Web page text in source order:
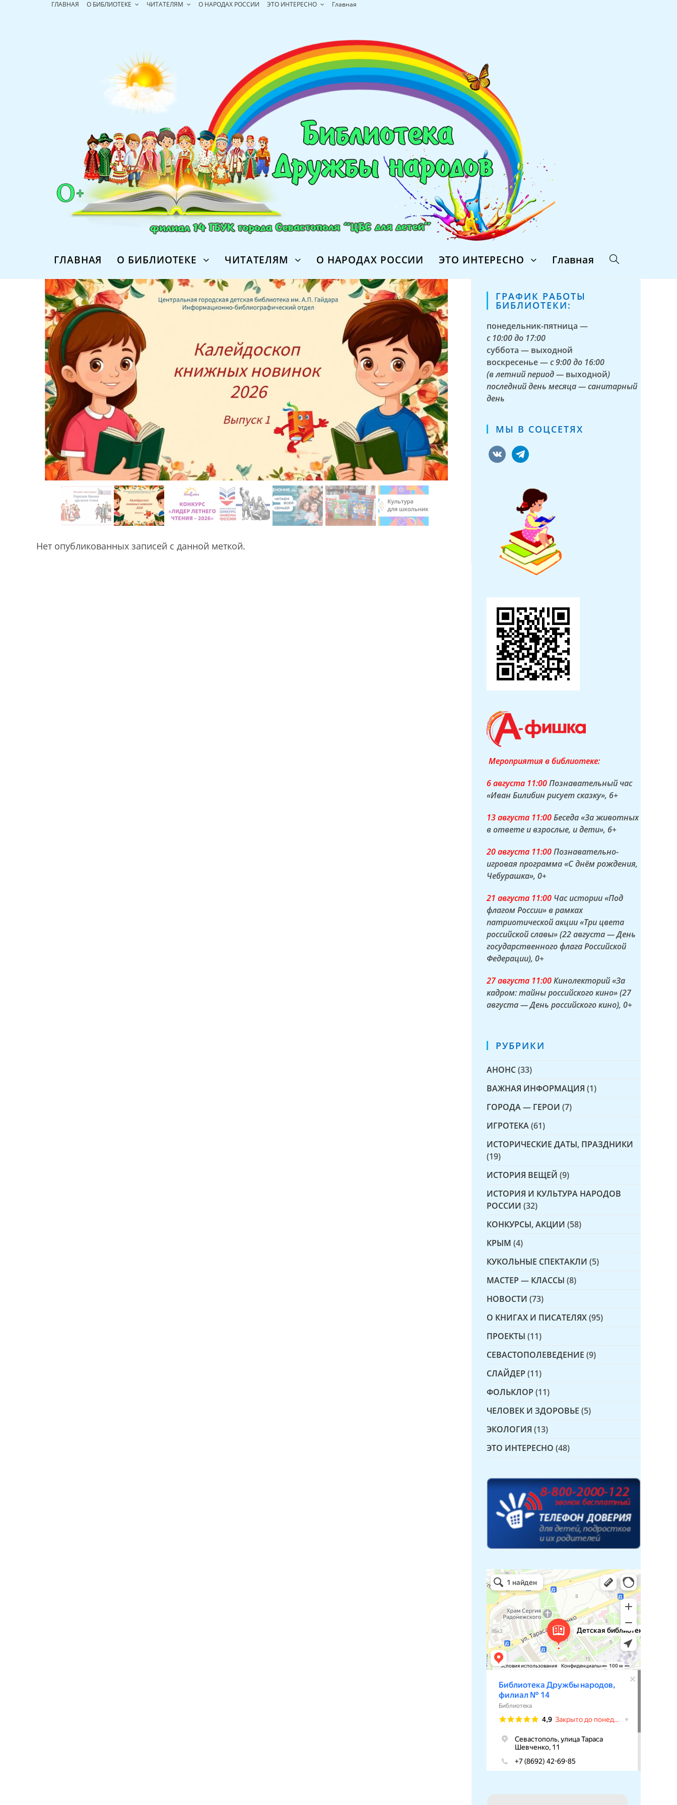
ГЛАВНАЯ О БИБЛИОТЕКЕ ЧИТАТЕЛЯМ О НАРОДАХ РОССИИ ЭТО ИНТЕРЕСНО Главная
ГЛАВНАЯ О БИБЛИОТЕКЕ ЧИТАТЕЛЯМ О НАРОДАХ РОССИИ ЭТО ИНТЕРЕСНО Главная
Нет опубликованных записей с данной меткой.
ГРАФИК РАБОТЫ
БИБЛИОТЕКИ:
понедельник-пятница —
с 10:00 до 17:00
суббота — выходной
воскресенье —с 9:00 до 16:00
(в летний период — выходной)
последний день месяца — санитарный
день
МЫ В СОЦСЕТЯХ
vkontaktetelegram
Мероприятия в библиотеке:
6 августа 11:00Познавательный час
«Иван Билибин рисует сказку», 6+
13 августа 11:00Беседа «За животных
в ответе и взрослые, и дети», 6+
20 августа 11:00Познавательно-
игровая программа «С днём рождения,
Чебурашка», 0+
21 августа 11:00 Час истории «Под
флагом России» в рамках
патриотической акции «Три цвета
российской славы» (22 августа — День
государственного флага Российской
Федерации), 0+
27 августа 11:00Кинолекторий «За
кадром: тайны российского кино» (27
августа — День российского кино), 0+
РУБРИКИ
АНОНС(33)
ВАЖНАЯ ИНФОРМАЦИЯ (1)
ГОРОДА — ГЕРОИ (7)
ИГРОТЕКА(61)
ИСТОРИЧЕСКИЕ ДАТЫ, ПРАЗДНИКИ
(19)
ИСТОРИЯ ВЕЩЕЙ (9)
ИСТОРИЯ И КУЛЬТУРА НАРОДОВ
РОССИИ (32)
КОНКУРСЫ, АКЦИИ (58)
КРЫМ (4)
КУКОЛЬНЫЕ СПЕКТАКЛИ (5)
МАСТЕР — КЛАССЫ (8)
НОВОСТИ (73)
О КНИГАХ И ПИСАТЕЛЯХ(95)
ПРОЕКТЫ (11)
СЕВАСТОПОЛЕВЕДЕНИЕ (9)
СЛАЙДЕР (11)
ФОЛЬКЛОР (11)
ЧЕЛОВЕК И ЗДОРОВЬЕ (5)
ЭКОЛОГИЯ (13)
ЭТО ИНТЕРЕСНО (48)
Детская библиотека № 14 Дружбы народов
Библиотека в Севастополе